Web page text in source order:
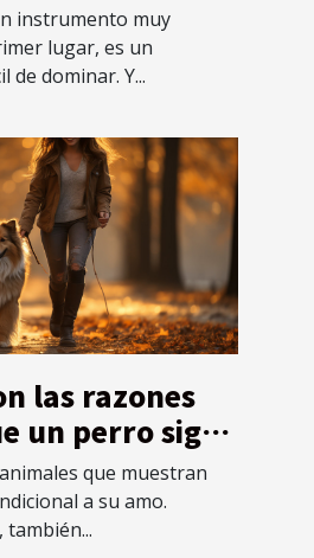
instrumento muy
lugar, es un
dominar. Y...
las razones
un perro sigue
todo elque muestran
a su amo.
también...